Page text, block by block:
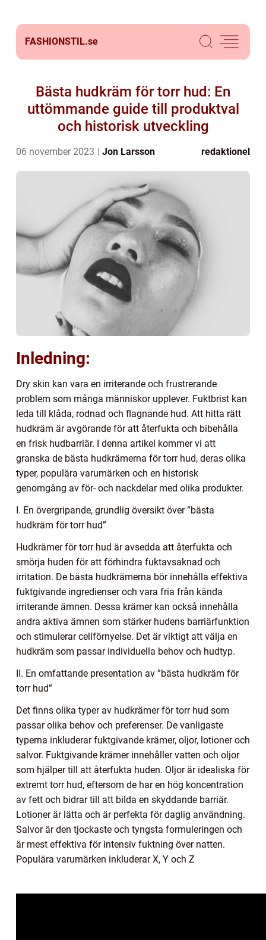
FASHIONSTIL.se
Bästa hudkräm för torr hud: En
uttömmande guide till produktval
och historisk utveckling
06 november 2023 Jon Larsson redaktionel
Inledning:
Dry skin kan vara en irriterande och frustrerande
problem som många människor upplever. Fuktbrist kan
leda till klåda, rodnad och flagnande hud. Att hitta rätt
hudkräm är avgörande för att återfukta och bibehålla
en frisk hudbarriär. I denna artikel kommer vi att
granska de bästa hudkrämerna för torr hud, deras olika
typer, populära varumärken och en historisk
genomgång av för- och nackdelar med olika produkter.
I. En övergripande, grundlig översikt över ”bästa
hudkräm för torr hud”
Hudkrämer för torr hud är avsedda att återfukta och
smörja huden för att förhindra fuktavsaknad och
irritation. De bästa hudkrämerna bör innehålla effektiva
fuktgivande ingredienser och vara fria från kända
irriterande ämnen. Dessa krämer kan också innehålla
andra aktiva ämnen som stärker hudens barriärfunktion
och stimulerar cellförnyelse. Det är viktigt att välja en
hudkräm som passar individuella behov och hudtyp.
II. En omfattande presentation av ”bästa hudkräm för
torr hud”
Det finns olika typer av hudkrämer för torr hud som
passar olika behov och preferenser. De vanligaste
typerna inkluderar fuktgivande krämer, oljor, lotioner och
salvor. Fuktgivande krämer innehåller vatten och oljor
som hjälper till att återfukta huden. Oljor är idealiska för
extremt torr hud, eftersom de har en hög koncentration
av fett och bidrar till att bilda en skyddande barriär.
Lotioner är lätta och är perfekta för daglig användning.
Salvor är den tjockaste och tyngsta formuleringen och
är mest effektiva för intensiv fuktning över natten.
Populära varumärken inkluderar X, Y och Z